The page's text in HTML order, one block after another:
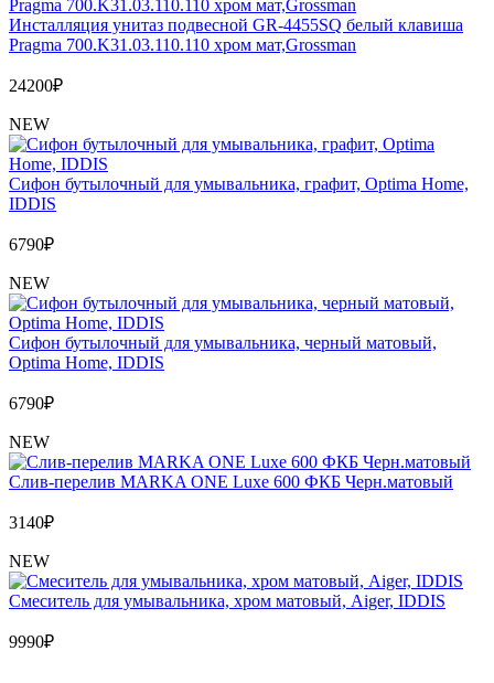
Инсталляция унитаз подвесной GR-4455SQ белый клавиша
Pragma 700.K31.03.110.110 хром мат,Grossman
24200₽
NEW
Сифон бутылочный для умывальника, графит, Optima Home,
IDDIS
6790₽
NEW
Сифон бутылочный для умывальника, черный матовый,
Optima Home, IDDIS
6790₽
NEW
Слив-перелив MARKA ONE Luxe 600 ФКБ Черн.матовый
3140₽
NEW
Cмеситель для умывальника, хром матовый, Aiger, IDDIS
9990₽